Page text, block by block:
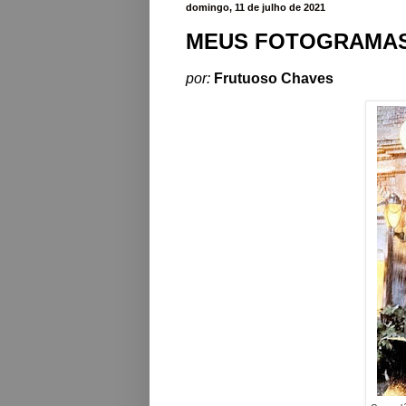
domingo, 11 de julho de 2021
MEUS
por: Frutuoso Chaves